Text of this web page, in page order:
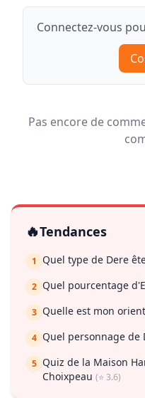
Connectez-vous
Pas encore de
🔥Tendances
1 Quel type de Dere
2 Quel pourcentage
3 Quelle est mon
4 Quel personnage de
5 Quiz de la Maison
Choixpeau (⭐ 3.6)